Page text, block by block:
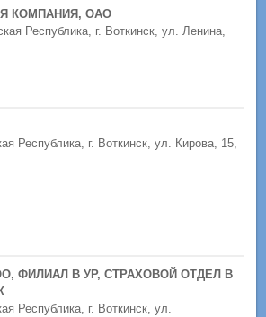
КОМПАНИЯ, ОАО
Республика, г. Воткинск, ул. Ленина,
Республика, г. Воткинск, ул. Кирова, 15,
ФИЛИАЛ В УР, СТРАХОВОЙ ОТДЕЛ В
Республика, г. Воткинск, ул.